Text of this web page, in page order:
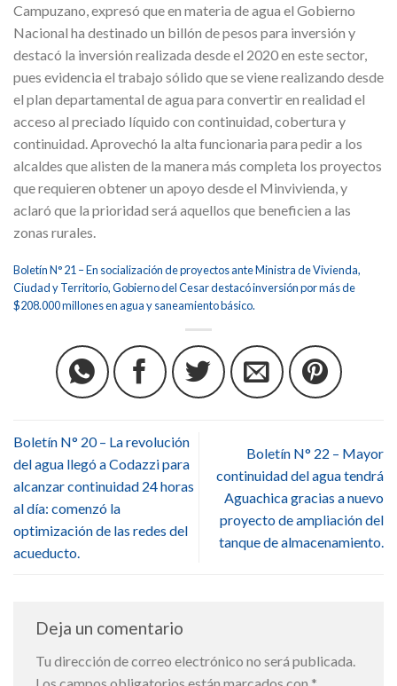
Campuzano, expresó que en materia de agua el Gobierno
Nacional ha destinado un billón de pesos para inversión y
destacó la inversión realizada desde el 2020 en este sector,
pues evidencia el trabajo sólido que se viene realizando desde
el plan departamental de agua para convertir en realidad el
acceso al preciado líquido con continuidad, cobertura y
continuidad. Aprovechó la alta funcionaria para pedir a los
alcaldes que alisten de la manera más completa los proyectos
que requieren obtener un apoyo desde el Minvivienda, y
aclaró que la prioridad será aquellos que beneficien a las
zonas rurales.
Boletín N° 21 – En socialización de proyectos ante Ministra de Vivienda,
Ciudad y Territorio, Gobierno del Cesar destacó inversión por más de
$208.000 millones en agua y saneamiento básico.
Boletín N° 20 – La revolución
del agua llegó a Codazzi para
alcanzar continuidad 24 horas
al día: comenzó la
optimización de las redes del
acueducto.
Boletín N° 22 – Mayor
continuidad del agua tendrá
Aguachica gracias a nuevo
proyecto de ampliación del
tanque de almacenamiento.
Deja un comentario
Tu dirección de correo electrónico no será publicada.